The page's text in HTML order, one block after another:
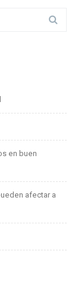
en buen
afectar a